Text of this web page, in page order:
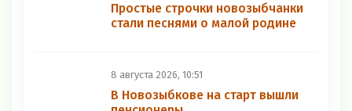
Простые строчки новозыбчанки
стали песнями о малой родине
8 августа 2026, 10:51
В Новозыбкове на старт вышли